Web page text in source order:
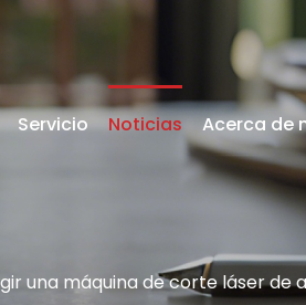
Servicio Noticias Acerca de
una máquina de corte láser de